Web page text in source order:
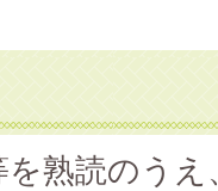
熟読のう